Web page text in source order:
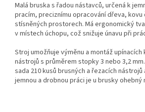
Malá bruska s řadou nástavců, určená k
pracím, preciznímu opracování dřeva, kovu
stísněných prostorech. Má ergonomický
v místech úchopu, což snižuje únavu při
Stroj umožňuje výměnu a montáž
nástrojů s průměrem stopky 3 nebo 3,2
sada 210 kusů brusných a řezacích nástrojů
jemnou a drobnou práci je u brusky ohebný